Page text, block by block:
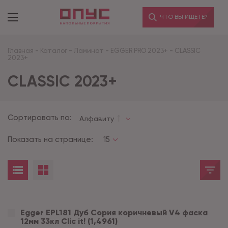
ЧТО ВЫ ИЩЕТЕ?
Главная - Каталог - Ламинат - EGGER PRO 2023+ - CLASSIC
2023+
CLASSIC 2023+
Сортировать по: Алфавиту
Показать на странице: 15
Egger EPL181 Дуб Сория коричневый V4 фаска
12мм 33кл Clic it! (1,4961)